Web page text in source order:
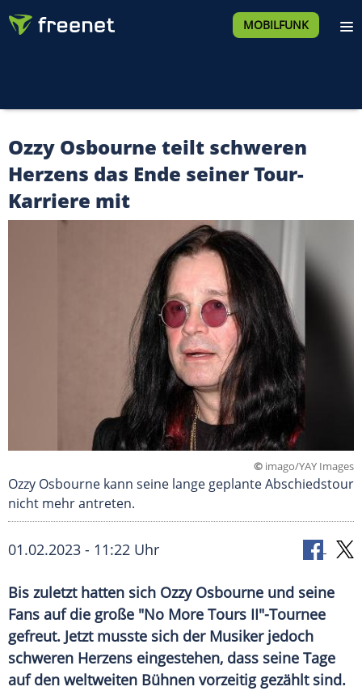
MOBILFUNK
Ozzy Osbourne teilt schweren
Herzens das Ende seiner Tour-
Karriere mit
© imago/YAY Images
Ozzy Osbourne kann seine lange geplante Abschiedstour
nicht mehr antreten.
01.02.2023 - 11:22 Uhr
Bis zuletzt hatten sich Ozzy Osbourne und seine
Fans auf die große "No More Tours II"-Tournee
gefreut. Jetzt musste sich der Musiker jedoch
schweren Herzens eingestehen, dass seine Tage
auf den weltweiten Bühnen vorzeitig gezählt sind.